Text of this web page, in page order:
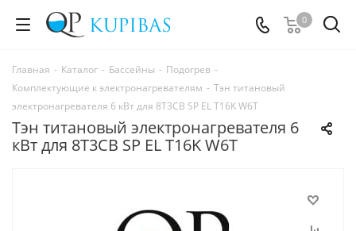
0
Главная - Каталог - Бассейны - Подогрев -
Комплектующие к электронагревателям - Тэн титановый
электронагревателя 6 кВт для 8Т3CВ SP EL T16K W6T
Тэн титановый электронагревателя 6
кВт для 8Т3CВ SP EL T16K W6T